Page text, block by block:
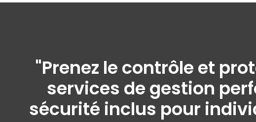
"Prenez le contrôle et
services de gestion
sécurité inclus pour